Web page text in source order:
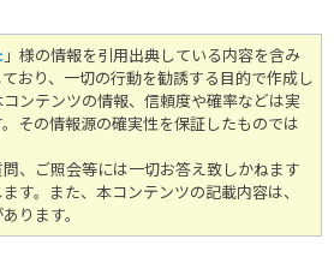
」様の情報を引用出典している内容を含み
おり、一切の行動を勧誘する目的で作成し
コンテンツの情報、信頼度や確率などは実
その情報源の確実性を保証したものでは
、ご照会等には一切お答え致しかねます
す。また、本コンテンツの記載内容は、
ります。